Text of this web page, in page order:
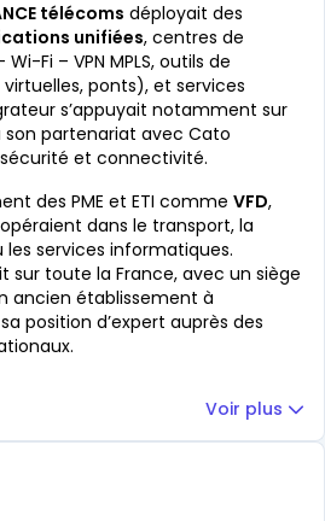
télécoms déployait des
unifiées, centres de
Fi – VPN MPLS, outils de
ponts), et services
s’appuyait notamment sur
son partenariat avec Cato
et connectivité.
des PME et ETI comme VFD,
dans le transport, la
services informatiques.
sur toute la France, avec un siège
ancien établissement à
position d’expert auprès des
Voir plus